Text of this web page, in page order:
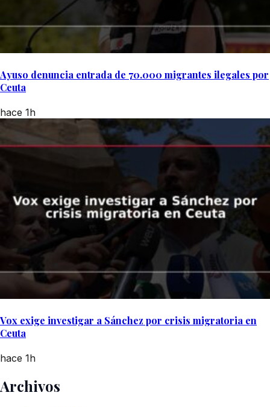
Ayuso denuncia entrada de 70.000 migrantes ilegales por
Ceuta
hace 1h
Vox exige investigar a Sánchez por crisis migratoria en
Ceuta
hace 1h
Archivos